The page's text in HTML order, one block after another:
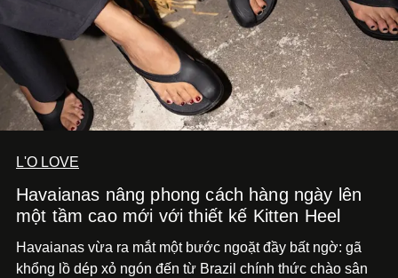
L'O LOVE
Havaianas nâng phong cách hàng ngày lên
một tầm cao mới với thiết kế Kitten Heel
Havaianas vừa ra mắt một bước ngoặt đầy bất ngờ: gã
khổng lồ dép xỏ ngón đến từ Brazil chính thức chào sân